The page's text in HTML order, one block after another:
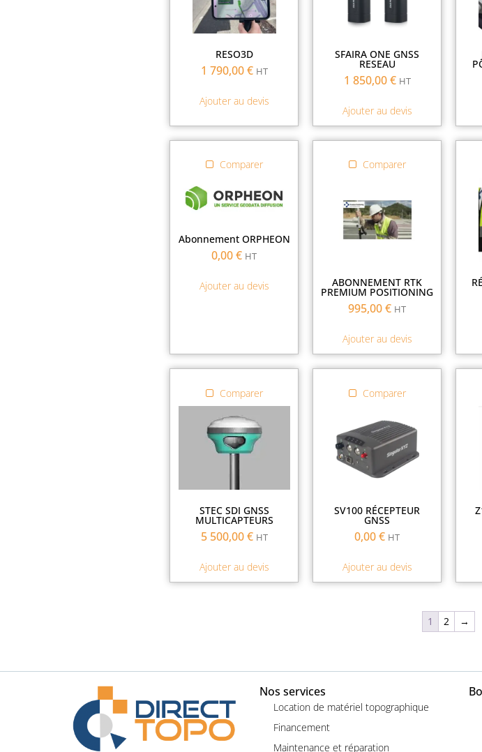
RESO3D
1 790,00€ HT
Ajouter au devis
SFAIRA ONE GNSS
RESEAU
1 850,00€ HT
Ajouter au devis
Comparer
Abonnement ORPHEON
0,00€ HT
Ajouter au devis
Comparer
ABONNEMENT RTK
PREMIUM POSITIONING
995,00€ HT
Ajouter au devis
Comparer
STEC SDI GNSS
MULTICAPTEURS
5 500,00€ HT
Ajouter au devis
Comparer
SV100 RÉCEPTEUR
GNSS
0,00€ HT
Ajouter au devis
1 2 →
Nos services
Location de matériel topographique
Financement
Maintenance et réparation